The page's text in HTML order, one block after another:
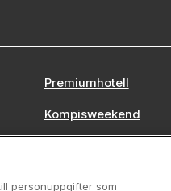
Premiumhotell
Kompisweekend
personuppgifter som